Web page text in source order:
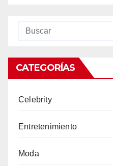
CATEGORÍAS
Celebrity
Entretenimiento
Moda